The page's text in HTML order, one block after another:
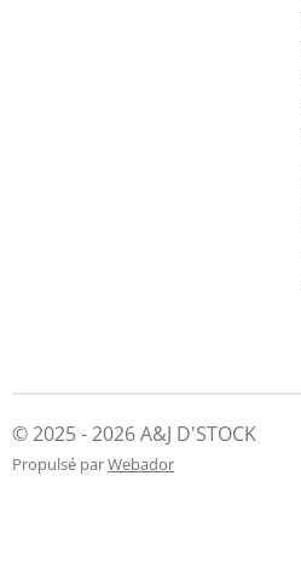
© 2025 - 2026 A&J D'STOCK
Propulsé parWebador